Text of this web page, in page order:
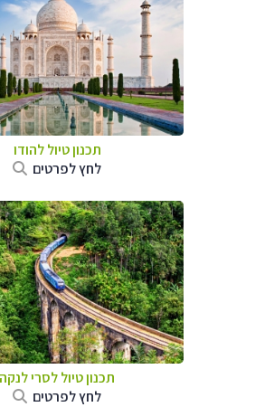
תכנון טיוללהודו
לחץ לפרטים
תכנון טיוללסרי לנקה
לחץ לפרטים